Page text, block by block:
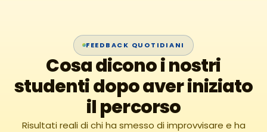
FEEDBACK QUOTIDIANI
Cosa dicono i nostri
studenti dopo aver iniziato
il percorso
Risultati reali di chi ha smesso di improvvisare e ha